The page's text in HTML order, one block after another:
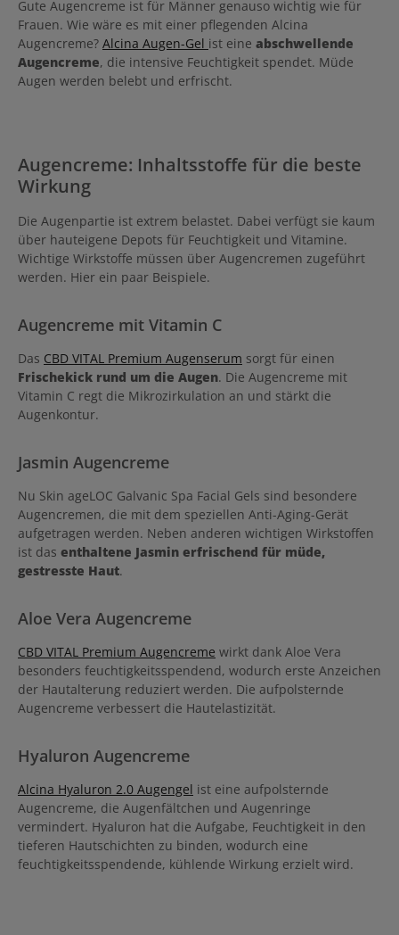
Gute Augencreme ist für Männer genauso wichtig wie für
Frauen. Wie wäre es mit einer pflegenden Alcina
Augencreme? Alcina Augen-Gel ist eine abschwellende
Augencreme, die intensive Feuchtigkeit spendet. Müde
Augen werden belebt und erfrischt.
Augencreme: Inhaltsstoffe für die beste
Wirkung
Die Augenpartie ist extrem belastet. Dabei verfügt sie kaum
über hauteigene Depots für Feuchtigkeit und Vitamine.
Wichtige Wirkstoffe müssen über Augencremen zugeführt
werden. Hier ein paar Beispiele.
Augencreme mit Vitamin C
Das CBD VITAL Premium Augenserum sorgt für einen
Frischekick rund um die Augen. Die Augencreme mit
Vitamin C regt die Mikrozirkulation an und stärkt die
Augenkontur.
Jasmin Augencreme
Nu Skin ageLOC Galvanic Spa Facial Gels sind besondere
Augencremen, die mit dem speziellen Anti-Aging-Gerät
aufgetragen werden. Neben anderen wichtigen Wirkstoffen
ist das enthaltene Jasmin erfrischend für müde,
gestresste Haut.
Aloe Vera Augencreme
CBD VITAL Premium Augencreme wirkt dank Aloe Vera
besonders feuchtigkeitsspendend, wodurch erste Anzeichen
der Hautalterung reduziert werden. Die aufpolsternde
Augencreme verbessert die Hautelastizität.
Hyaluron Augencreme
Alcina Hyaluron 2.0 Augengel ist eine aufpolsternde
Augencreme, die Augenfältchen und Augenringe
vermindert. Hyaluron hat die Aufgabe, Feuchtigkeit in den
tieferen Hautschichten zu binden, wodurch eine
feuchtigkeitsspendende, kühlende Wirkung erzielt wird.